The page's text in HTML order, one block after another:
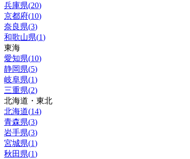
兵庫県(20)
京都府(10)
奈良県(3)
和歌山県(1)
東海
愛知県(10)
静岡県(5)
岐阜県(1)
三重県(2)
北海道・東北
北海道(14)
青森県(3)
岩手県(3)
宮城県(1)
秋田県(1)